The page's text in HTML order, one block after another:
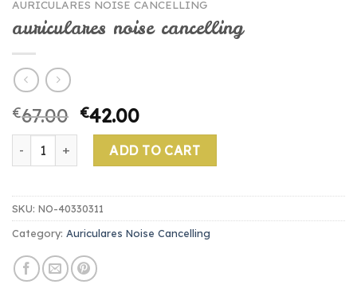
AURICULARES NOISE CANCELLING
auriculares noise cancelling
€67.00 €42.00
auriculares noise cancelling quantity
ADD TO CART
SKU: NO-40330311
Category: Auriculares Noise Cancelling